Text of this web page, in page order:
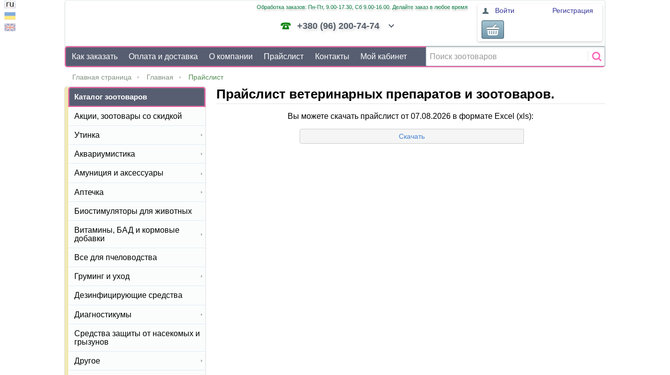
Обработка заказов: Пн-Пт, 9.00-17.30, Сб 9.00-16.00. Делайте заказ в любое время
+380 (96) 200-74-74
Войти Регистрация
Как заказать Оплата и доставка О компании Прайслист Контакты Мой кабинет
Главная страница Главная Прайслист
Прайслист ветеринарных препаратов и зоотоваров.
Вы можете скачать прайслист от 07.08.2026 в формате Excel (xls):
Скачать
Каталог зоотоваров
Акции, зоотовары со скидкой
Утинка
Аквариумистика
Амуниция и аксессуары
Аптечка
Биостимуляторы для животных
Витамины, БАД и кормовые
добавки
Все для пчеловодства
Груминг и уход
Дезинфицирующие средства
Диагностикумы
Средства защиты от насекомых и
грызунов
Другое